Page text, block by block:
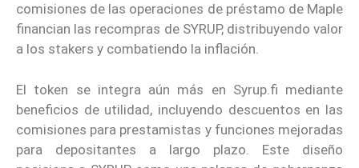
comisiones de las operaciones de préstamo de Maple
financian las recompras de SYRUP, distribuyendo valor
a los stakers y combatiendo la inflación.
El token se integra aún más en Syrup.fi mediante
beneficios de utilidad, incluyendo descuentos en las
comisiones para prestamistas y funciones mejoradas
para depositantes a largo plazo. Este diseño